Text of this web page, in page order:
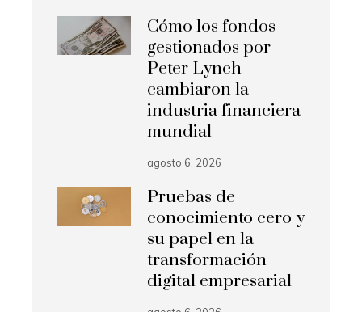
Cómo los fondos
gestionados por
Peter Lynch
cambiaron la
industria financiera
mundial
agosto 6, 2026
Pruebas de
conocimiento cero y
su papel en la
transformación
digital empresarial